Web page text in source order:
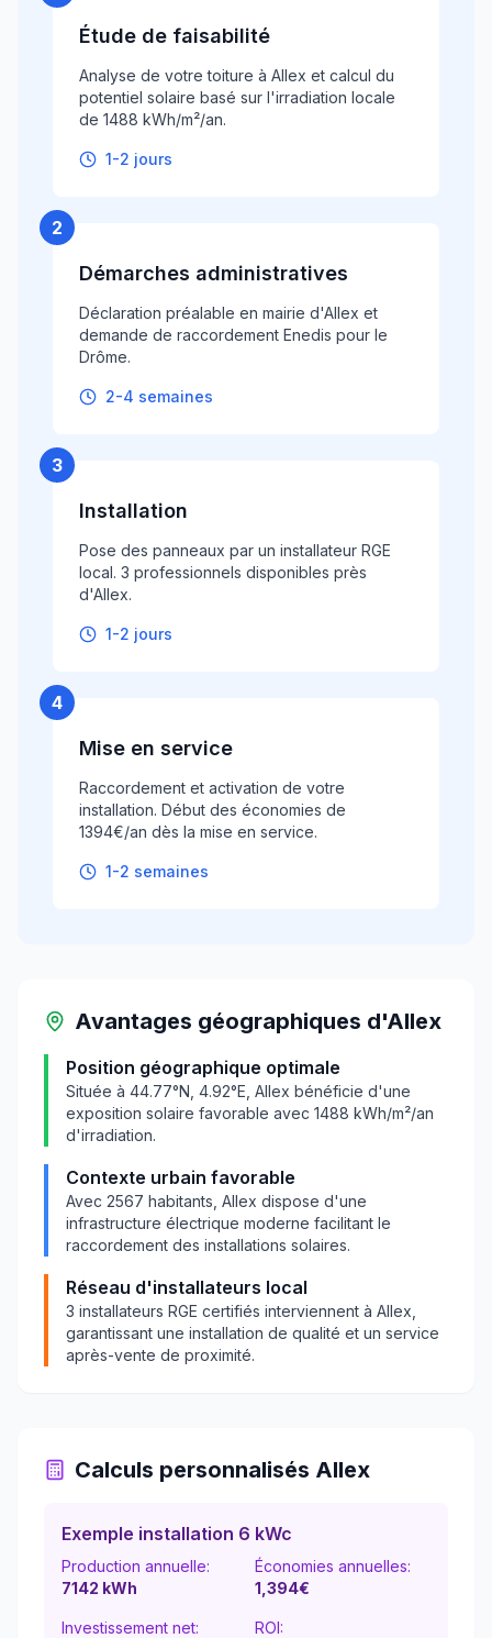
Étude de faisabilité
Analyse de votre toiture à Allex et calcul du
potentiel solaire basé sur l'irradiation locale
de 1488 kWh/m²/an.
1-2 jours
2
Démarches administratives
Déclaration préalable en mairie d'Allex et
demande de raccordement Enedis pour le
Drôme.
2-4 semaines
3
Installation
Pose des panneaux par un installateur RGE
local. 3 professionnels disponibles près
d'Allex.
1-2 jours
4
Mise en service
Raccordement et activation de votre
installation. Début des économies de
1394€/an dès la mise en service.
1-2 semaines
Avantages géographiques d'Allex
Position géographique optimale
Située à 44.77°N, 4.92°E, Allex bénéficie d'une
exposition solaire favorable avec 1488 kWh/m²/an
d'irradiation.
Contexte urbain favorable
Avec 2567 habitants, Allex dispose d'une
infrastructure électrique moderne facilitant le
raccordement des installations solaires.
Réseau d'installateurs local
3 installateurs RGE certifiés interviennent à Allex
garantissant une installation de qualité et un service
après-vente de proximité.
Calculs personnalisés Allex
Exemple installation 6 kWc
Production annuelle:
7142 kWh
Économies annuelles:
1,394€
Investissement net:
ROI: